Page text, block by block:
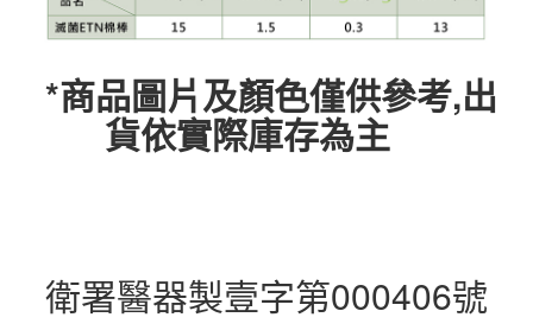
*商品圖片及顏色僅供參考,出
貨依實際庫存為主
衛署醫器製壹字第000406號